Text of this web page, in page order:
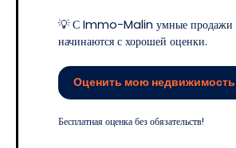
💡 С Immo-Malin умные продажи
начинаются с хорошей оценки.
Оценить мою недвижимость
Бесплатная оценка без обязательств!